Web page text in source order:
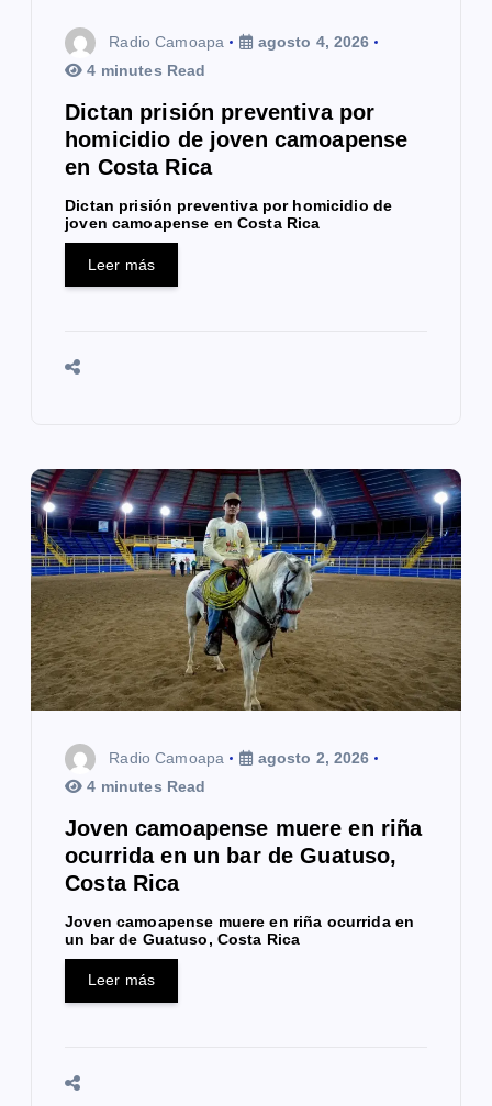
Radio Camoapa
agosto 4, 2026
4 minutes Read
Dictan prisión preventiva por
homicidio de joven camoapense
en Costa Rica
Dictan prisión preventiva por homicidio de
joven camoapense en Costa Rica
Leer más
Radio Camoapa
agosto 2, 2026
4 minutes Read
Joven camoapense muere en riña
ocurrida en un bar de Guatuso,
Costa Rica
Joven camoapense muere en riña ocurrida en
un bar de Guatuso, Costa Rica
Leer más